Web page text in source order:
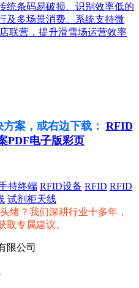
统条码易破损、识别效率低的
及多场景消费。系统支持微
联营，提升滑雪场运营效率
案，或右边下载： RFID
PDF电子版彩页
持终端 RFID设备 RFID RFID
试剂柜天线
绪？我们深耕行业十多年，
取专属建议。
限公司